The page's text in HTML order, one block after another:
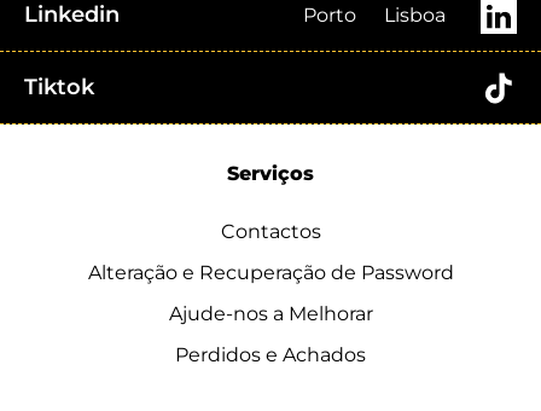
Linkedin Porto Lisboa
Tiktok
Serviços
Contactos
Alteração e Recuperação de Password
Ajude-nos a Melhorar
Perdidos e Achados